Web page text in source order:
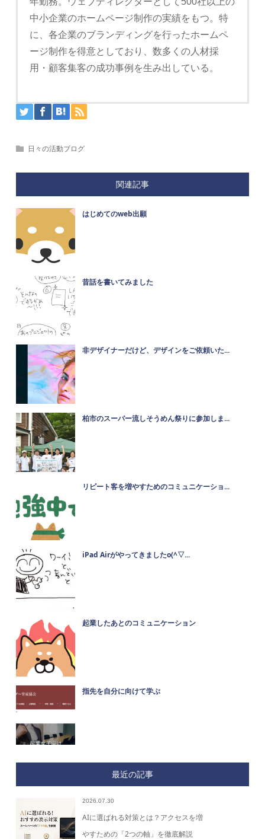
中小企業のホームページ制作の実績をもつ。特
に、各企業のブランディングを行ったホームペ
ージ制作を得意としており、数多くの人材採
用・顧客集客の成功事例を生み出している。
日々の活動ブログ
関連記事
はじめてのweb出願
昔話を書いてみました
非デザイナーだけど、デザインをご依頼いた...
柏市のスーパー流しそうめん祭りに参加しま...
リピート客を増やすためのコミュニケーショ...
iPad Airがやってきましたo(^▽...
起業したあとのコミュニケーション
指先を自分に向けて学ぶ
最近の記事
2026.07.30
AIに選ばれる対策とは？アクセスを増
やすための「2つの軸」を徹底解説